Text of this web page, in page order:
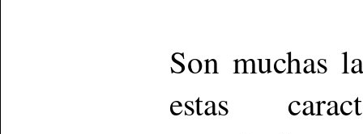
Son muchas
estas